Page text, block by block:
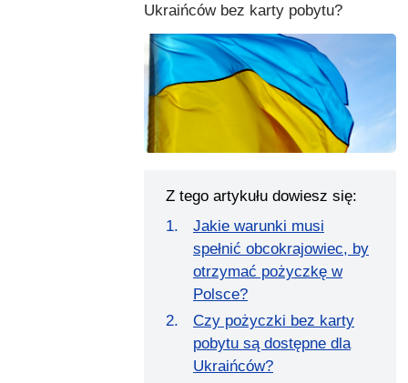
Ukraińców bez karty pobytu?
Z tego artykułu dowiesz się:
Jakie warunki musi
spełnić obcokrajowiec, by
otrzymać pożyczkę w
Polsce?
Czy pożyczki bez karty
pobytu są dostępne dla
Ukraińców?